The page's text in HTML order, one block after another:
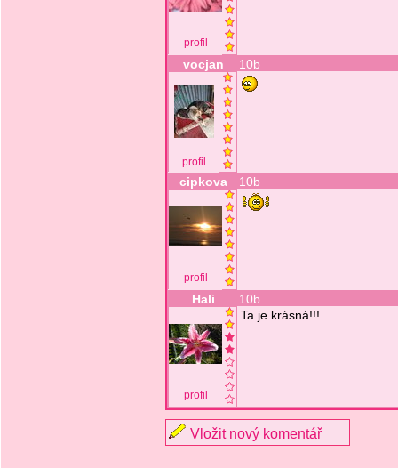
profil
vocjan 10b
profil
cipkova 10b
profil
Hali 10b
profil
Ta je krásná!!!
Vložit nový komentář